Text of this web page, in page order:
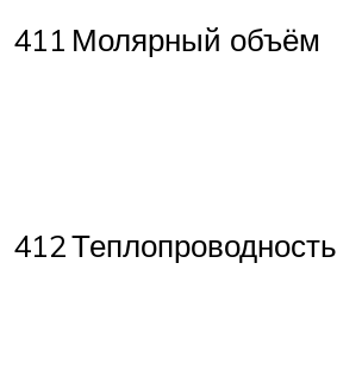
411 Молярный объём
412Теплопроводность